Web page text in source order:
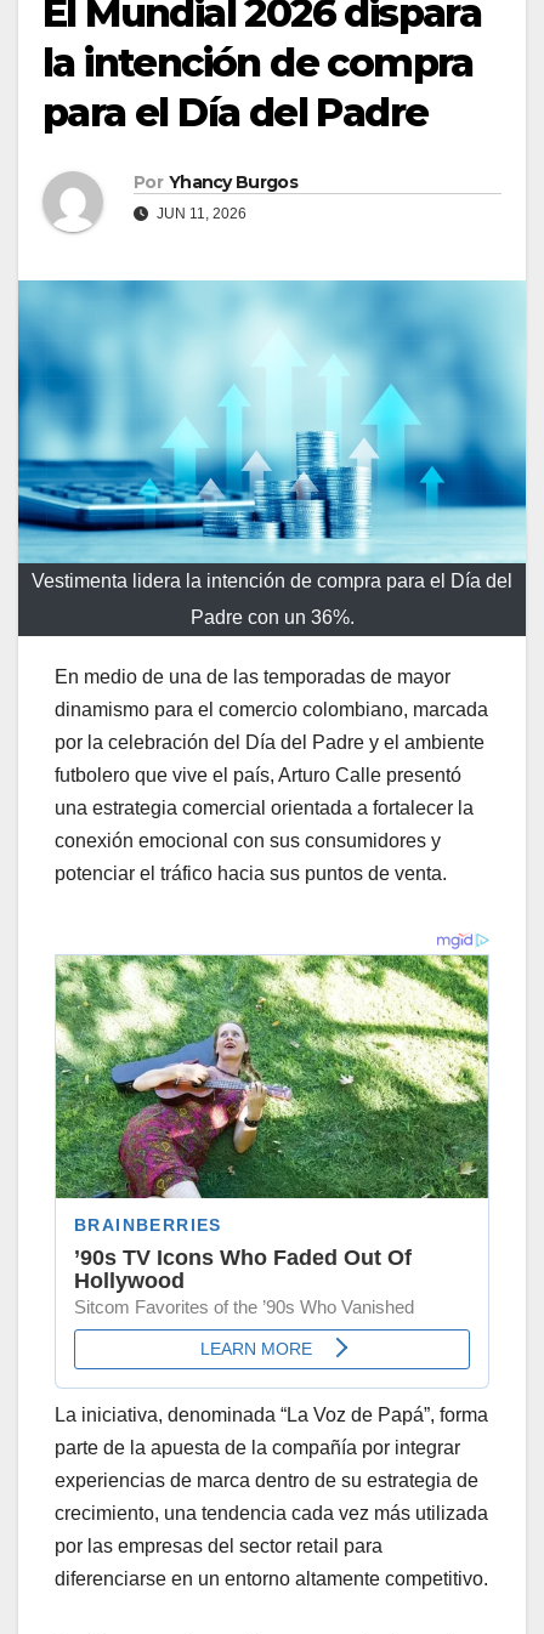
El Mundial 2026 dispara
la intención de compra
para el Día del Padre
Por Yhancy Burgos
JUN 11, 2026
Vestimenta lidera la intención de compra para el Día del
Padre con un 36%.
En medio de una de las temporadas de mayor
dinamismo para el comercio colombiano, marcada
por la celebración del Día del Padre y el ambiente
futbolero que vive el país, Arturo Calle presentó
una estrategia comercial orientada a fortalecer la
conexión emocional con sus consumidores y
potenciar el tráfico hacia sus puntos de venta.
La iniciativa, denominada “La Voz de Papá”, forma
parte de la apuesta de la compañía por integrar
experiencias de marca dentro de su estrategia de
crecimiento, una tendencia cada vez más utilizada
por las empresas del sector retail para
diferenciarse en un entorno altamente competitivo.